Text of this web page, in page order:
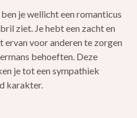
je wellicht een romanticus
ziet. Je hebt een zacht en
ervan voor anderen te zorgen
behoeften. Deze
je tot een sympathiek
karakter.